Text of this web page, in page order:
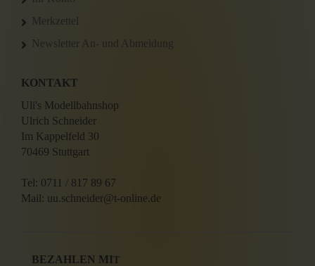
Merkzettel
Newsletter An- und Abmeldung
KONTAKT
Uli's Modellbahnshop
Ulrich Schneider
Im Kappelfeld 30
70469 Stuttgart
Tel: 0711 / 817 89 67
Mail: uu.schneider@t-online.de
BEZAHLEN MIT